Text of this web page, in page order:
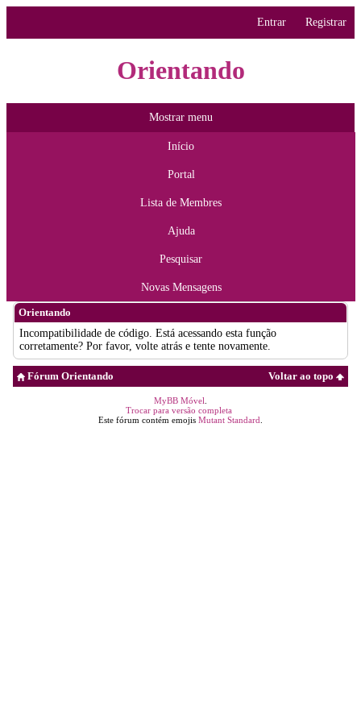
Entrar Registrar
Orientando
Mostrar menu
Início
Portal
Lista de Membres
Ajuda
Pesquisar
Novas Mensagens
Orientando
Incompatibilidade de código. Está acessando esta função
corretamente? Por favor, volte atrás e tente novamente.
Voltar ao topo
Fórum Orientando
MyBB Móvel
Trocar para versão completa
Este fórum contém emojis Mutant Standard